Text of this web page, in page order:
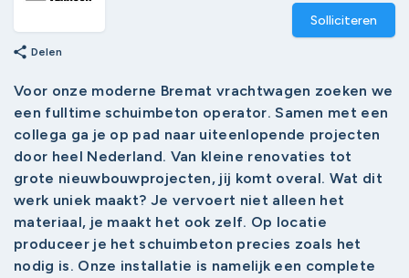
Solliciteren
share Delen
Voor onze moderne Bremat vrachtwagen zoeken we
een fulltime schuimbeton operator. Samen met een
collega ga je op pad naar uiteenlopende projecten
door heel Nederland. Van kleine renovaties tot
grote nieuwbouwprojecten, jij komt overal. Wat dit
werk uniek maakt? Je vervoert niet alleen het
materiaal, je maakt het ook zelf. Op locatie
produceer je het schuimbeton precies zoals het
nodig is. Onze installatie is namelijk een complete